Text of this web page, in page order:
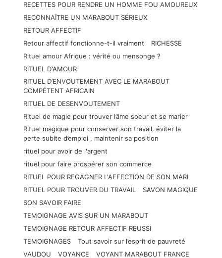
RECETTES POUR RENDRE UN HOMME FOU AMOUREUX
RECONNAÎTRE UN MARABOUT SÉRIEUX
RETOUR AFFECTIF
Retour affectif fonctionne-t-il vraiment
RICHESSE
Rituel amour Afrique : vérité ou mensonge ?
RITUEL D'AMOUR
RITUEL D’ENVOUTEMENT AVEC LE MARABOUT
COMPÉTENT AFRICAIN
RITUEL DE DESENVOUTEMENT
Rituel de magie pour trouver l’âme soeur et se marier
Rituel magique pour conserver son travail, éviter la
perte subite d’emploi , maintenir sa position
rituel pour avoir de l'argent
rituel pour faire prospérer son commerce
RITUEL POUR REGAGNER L'AFFECTION DE SON MARI
RITUEL POUR TROUVER DU TRAVAIL
SAVON MAGIQUE
SON SAVOIR FAIRE
TEMOIGNAGE AVIS SUR UN MARABOUT
TEMOIGNAGE RETOUR AFFECTIF REUSSI
TEMOIGNAGES
Tout savoir sur l’esprit de pauvreté
VAUDOU
VOYANCE VOYANT MARABOUT FRANCE